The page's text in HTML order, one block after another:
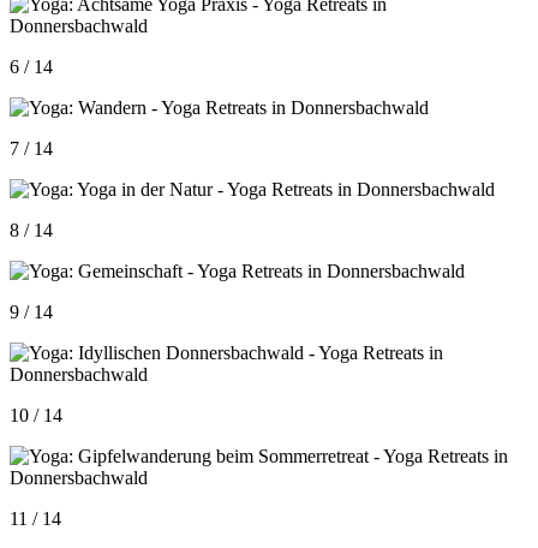
6 / 14
7 / 14
8 / 14
9 / 14
10 / 14
11 / 14